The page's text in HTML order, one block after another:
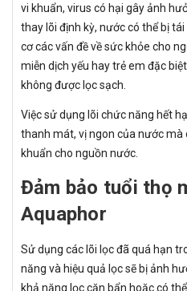
vi khuẩn, virus có hại gây ảnh
thay lõi định kỳ, nước có thể bị
cơ các vấn đề về sức khỏe cho
miễn dịch yếu hay trẻ em đặc
không được lọc sạch.
Việc sử dụng lõi chức năng hết
thanh mát, vị ngon của nước mà
khuẩn cho nguồn nước.
Đảm bảo tuổi thọ
Aquaphor
Sử dụng các lõi lọc đã quá hạn
năng và hiệu quả lọc sẽ bị ảnh
khả năng lọc cặn bẩn hoặc có